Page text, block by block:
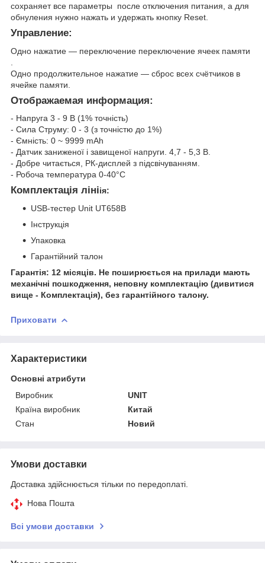
сохраняет все параметры после отключения питания, а для
обнуления нужно нажать и удержать кнопку Reset.
Управление:
Одно нажатие — переключение переключение ячеек памяти
Одно продолжительное нажатие — сброс всех счётчиков в
ячейке памяти.
Отображаемая информация:
- Напруга 3 - 9 В (1% точність)
- Сила Струму: 0 - 3 (з точністю до 1%)
- Ємність: 0 ~ 9999 mAh
- Датчик заниженої і завищеної напруги. 4,7 - 5,3 В.
- Добре читається, РК-дисплей з підсвічуванням.
- Робоча температура 0-40°C
Комплектація лініія:
USB-тестер Unit UT658B
Інструкція
Упаковка
Гарантійний талон
Гарантія: 12 місяців. Не поширюється на прилади мають
механічні пошкодження, неповну комплектацію (дивитися
вище - Комплектація), без гарантійного талону.
Приховати
Характеристики
Основні атрибути
Виробник
UNIT
Країна виробник
Китай
Стан
Новий
Умови доставки
Доставка здійснюється тільки по передоплаті.
Нова Пошта
Всі умови доставки